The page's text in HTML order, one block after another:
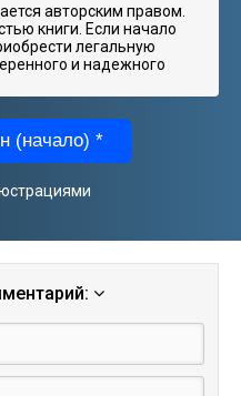
авторским правом.
книги. Если начало
легальную
и надежного
(начало) *